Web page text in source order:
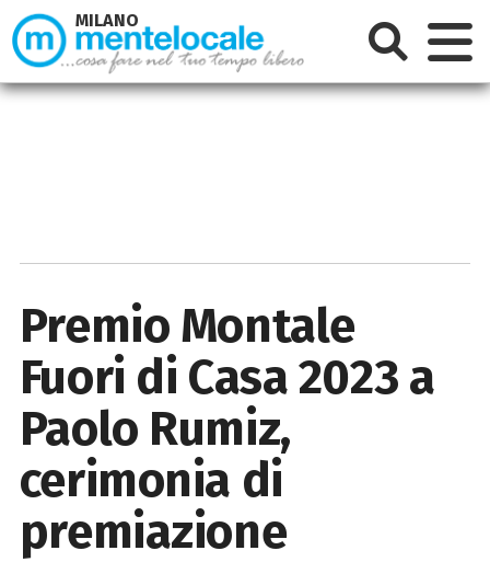
Premio Montale
Fuori di Casa 2023 a
Paolo Rumiz,
cerimonia di
premiazione
MILANO